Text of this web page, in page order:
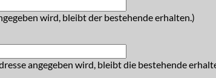
wird, bleibt der bestehende erhalten.)
angegeben wird, bleibt die bestehende